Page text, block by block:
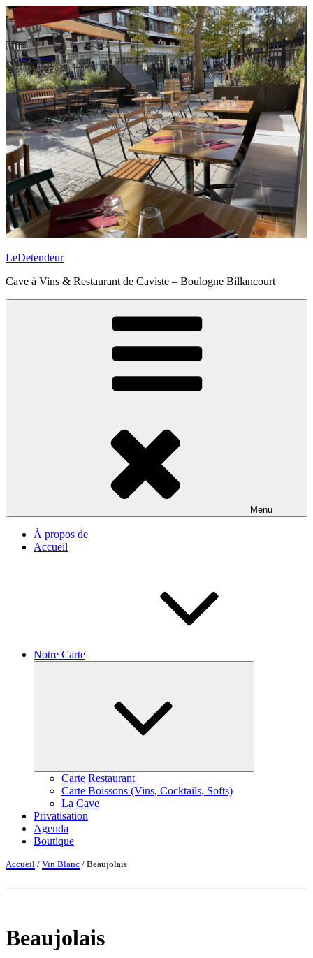
Aller
au
contenu
principal
LeDetendeur
Cave à Vins & Restaurant de Caviste – Boulogne Billancourt
Menu
À propos de
Accueil
Notre Carte
Carte Restaurant
Carte Boissons (Vins, Cocktails, Softs)
La Cave
Privatisation
Agenda
Boutique
Accueil / Vin Blanc / Beaujolais
Beaujolais